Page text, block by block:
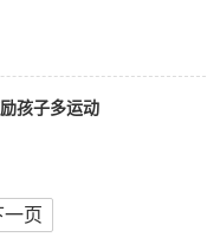
孩子多运动
一页